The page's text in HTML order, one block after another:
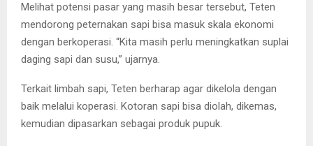
Melihat potensi pasar yang masih besar tersebut, Teten
mendorong peternakan sapi bisa masuk skala ekonomi
dengan berkoperasi. “Kita masih perlu meningkatkan suplai
daging sapi dan susu,” ujarnya.
Terkait limbah sapi, Teten berharap agar dikelola dengan
baik melalui koperasi. Kotoran sapi bisa diolah, dikemas,
kemudian dipasarkan sebagai produk pupuk.